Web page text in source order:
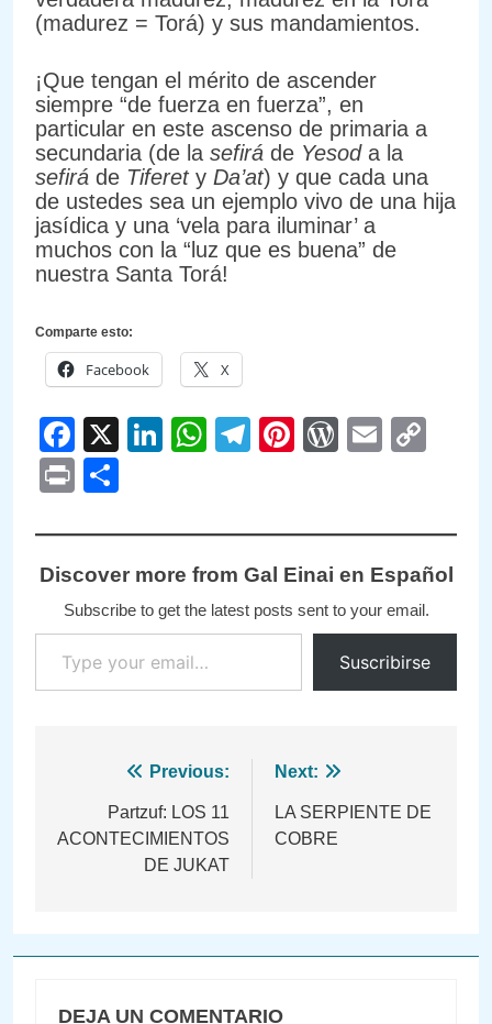
(madurez = Torá) y sus mandamientos.
¡Que tengan el mérito de ascender
siempre “de fuerza en fuerza”, en
particular en este ascenso de primaria a
secundaria (de la sefirá de Yesoda la
sefirá de Tiferety Da’at) y que cada una
de ustedes sea un ejemplo vivo de una hija
jasídica y una ‘vela para iluminar’ a
muchos con la “luz que es buena” de
nuestra Santa Torá!
Comparte esto:
Facebook X
Facebook
X LinkedIn
WhatsApp
Telegram
PinterestEmail
Print
Discover more from Gal Einai en Español
Subscribe to get the latest posts sent to your email.
Type your email…
Suscribirse
Navegación
entradas
Previous:
Partzuf: LOS 11
ACONTECIMIENTOS
DE JUKAT
Next:
LA SERPIENTE DE
COBRE
DEJA UN COMENTARIO